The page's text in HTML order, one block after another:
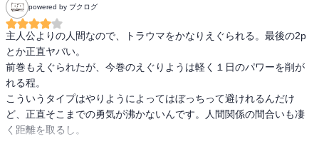
powered by ブクログ
主人公よりの人間なので、トラウマをかなりえぐられる。最後の2p
とか正直ヤバい。
前巻もえぐられたが、今巻のえぐりようは軽く１日のパワーを削が
れる程。
こういうタイプはやりようによってはぼっちって避けれるんだけ
ど、正直そこまでの勇気が沸かないんです。人間関係の間合いも凄
く距離を取るし。